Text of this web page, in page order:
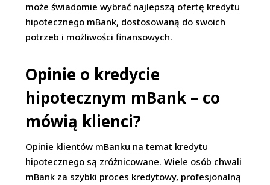
może świadomie wybrać najlepszą ofertę kredytu
hipotecznego mBank, dostosowaną do swoich
potrzeb i możliwości finansowych.
Opinie o kredycie
hipotecznym mBank – co
mówią klienci?
Opinie klientów mBanku na temat kredytu
hipotecznego są zróżnicowane. Wiele osób chwali
mBank za szybki proces kredytowy, profesjonalną